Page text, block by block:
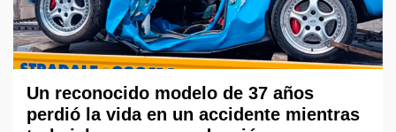
Un reconocido modelo de 37 años
perdió la vida en un accidente mientras